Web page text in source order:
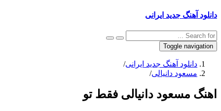
جدید ایرانی
Toggle
آهنگ جدید ایرانی/
دانیالی/
دانیالی فقط تو